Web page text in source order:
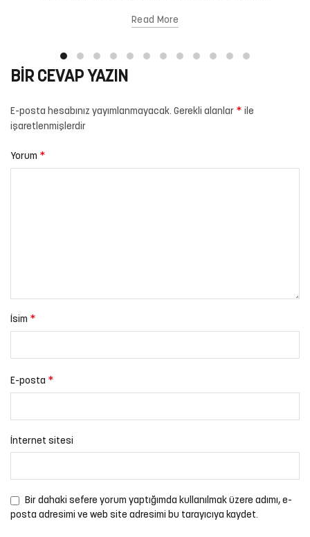
Read More
BIR CEVAP YAZIN
E-posta hesabınız yayımlanmayacak. Gerekli alanlar * ile
işaretlenmişlerdir
Yorum *
İsim *
E-posta *
İnternet sitesi
Bir dahaki sefere yorum yaptığımda kullanılmak üzere adımı, e-
posta adresimi ve web site adresimi bu tarayıcıya kaydet.